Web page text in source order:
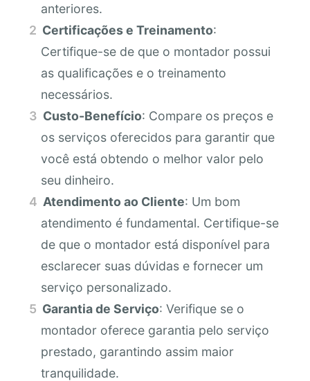
anteriores.
Certificações e Treinamento:
Certifique-se de que o montador possui
as qualificações e o treinamento
necessários.
Custo-Benefício: Compare os preços e
os serviços oferecidos para garantir que
você está obtendo o melhor valor pelo
seu dinheiro.
Atendimento ao Cliente: Um bom
atendimento é fundamental. Certifique-se
de que o montador está disponível para
esclarecer suas dúvidas e fornecer um
serviço personalizado.
Garantia de Serviço: Verifique se o
montador oferece garantia pelo serviço
prestado, garantindo assim maior
tranquilidade.